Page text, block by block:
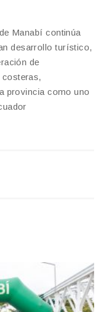
Manabí continúa
desarrollo turístico,
de
costeras,
provincia como uno